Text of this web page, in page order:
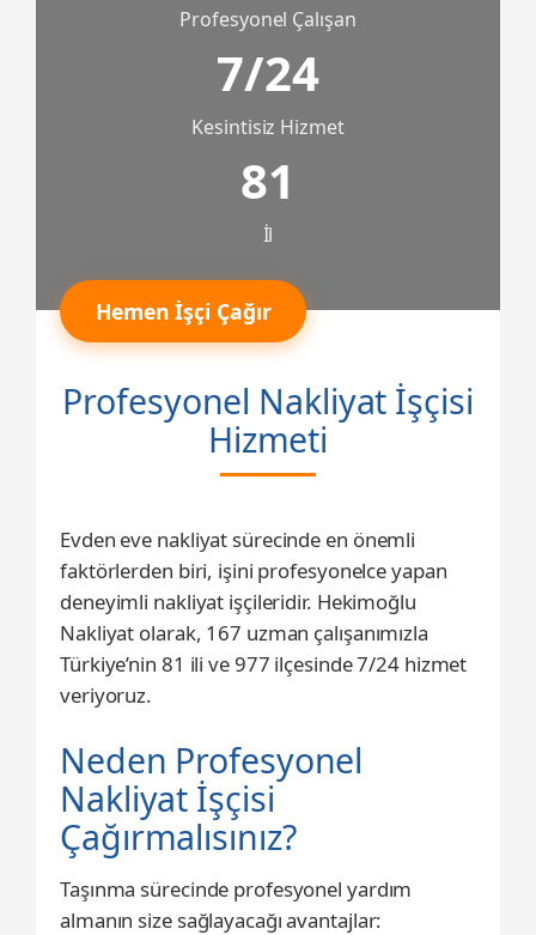
Profesyonel Çalışan
7/24
Kesintisiz Hizmet
81
İl
Hemen İşçi Çağır
Profesyonel Nakliyat İşçisi
Hizmeti
Evden eve nakliyat sürecinde en önemli
faktörlerden biri, işini profesyonelce yapan
deneyimli nakliyat işçileridir. Hekimoğlu
Nakliyat olarak, 167 uzman çalışanımızla
Türkiye’nin 81 ili ve 977 ilçesinde 7/24 hizmet
veriyoruz.
Neden Profesyonel
Nakliyat İşçisi
Çağırmalısınız?
Taşınma sürecinde profesyonel yardım
almanın size sağlayacağı avantajlar: